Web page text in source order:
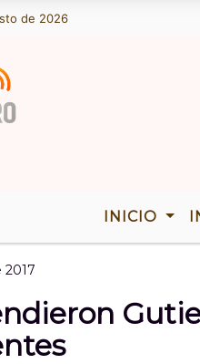
de 2026
Hoy es Viernes 7 de Agosto de
INICIO
2017